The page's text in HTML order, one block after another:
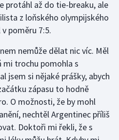
protáhl až do tie-breaku, ale
z loňského olympijského
poměru 7:5.
nemůže dělat nic víc. Měl
mi trochu pomohla s
jsem si nějaké prášky, abych
zápasu to hodně
O možnosti, že by mohl
nechtěl Argentinec příliš
Doktoři mi řekli, že s